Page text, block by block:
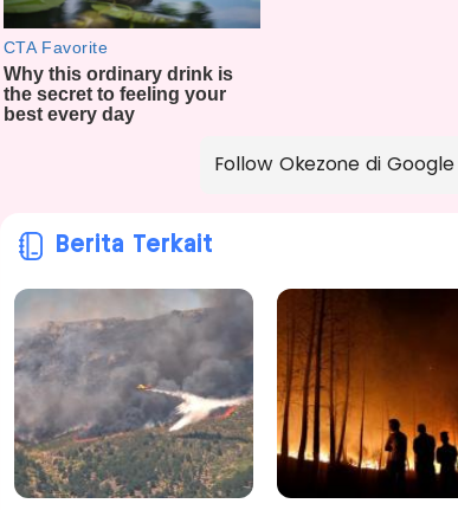
Follow Okezone di Google
Berita Terkait